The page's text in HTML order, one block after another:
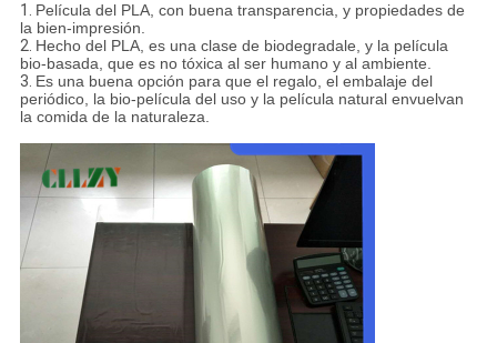
1. Película del PLA, con buena transparencia, y propiedades de
la bien-impresión.
2. Hecho del PLA, es una clase de biodegradale, y la película
bio-basada, que es no tóxica al ser humano y al ambiente.
3. Es una buena opción para que el regalo, el embalaje del
periódico, la bio-película del uso y la película natural envuelvan
la comida de la naturaleza.